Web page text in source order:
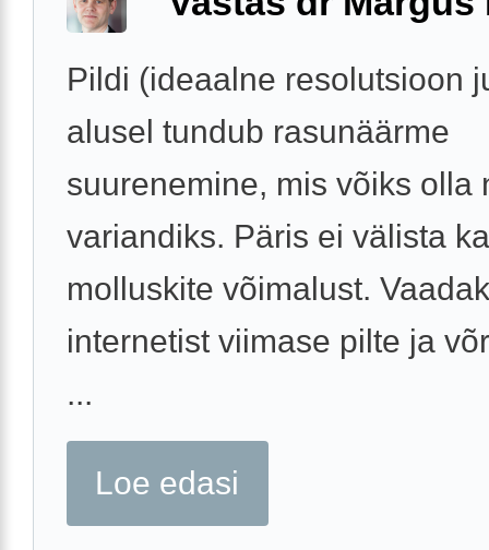
Pildi (ideaalne resolutsioon
alusel tundub rasunäärme
suurenemine, mis võiks olla
variandiks. Päris ei välista ka
molluskite võimalust.
internetist viimase pilte ja
...
Loe edasi